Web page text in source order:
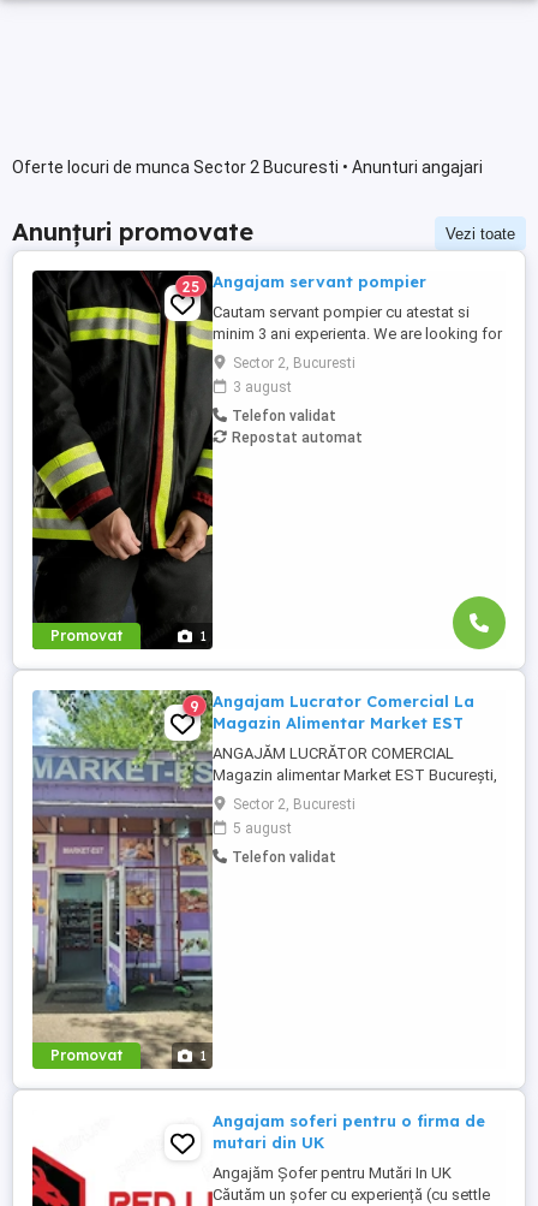
Oferte locuri de munca Sector 2 Bucuresti • Anunturi angajari
Anunțuri promovate Vezi toate
Promovat 1
25 Angajam servant pompier
Cautam servant pompier cu atestat si
minim 3 ani experienta. We are looking for
a certified fierman with at least 3 years of
experience.
Sector 2, Bucuresti
3 august
Telefon validat
Repostat automat
Promovat 1
9
Angajam Lucrator Comercial La
Magazin Alimentar Market EST
ANGAJĂM LUCRĂTOR COMERCIAL
Magazin alimentar Market EST București,
Sector 2, zona Gara de Est Salariu: 3.500
lei Program: 8:ore zi 1 zi liberă pe
săptămână Contract de muncă
Responsabilități: Mentinerea ordinii in
Sector 2, Bucuresti
5 august
Telefon validat
Angajam soferi pentru o firma de
mutari din UK
Angajăm Șofer pentru Mutări In UK
Căutăm un șofer cu experiență (cu settle